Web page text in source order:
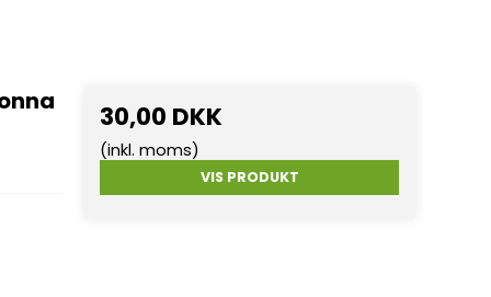
30,00 DKK
(inkl. moms)
VIS PRODUKT